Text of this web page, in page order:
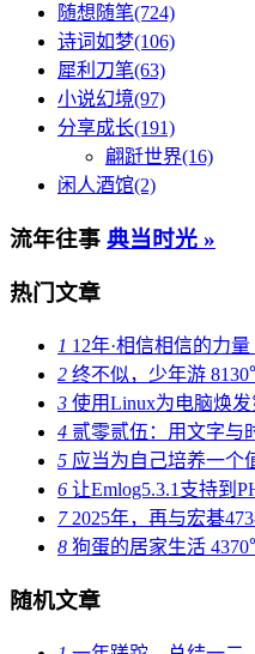
随想随笔(724)
诗词如梦(106)
犀利刀笔(63)
小说幻境(97)
分享成长(191)
翩跹世界(16)
闲人酒馆(2)
流年往事 典当时光 »
热门文章
1 12年·相信相信的力量
2 终不似，少年游
3 使用Linux为电脑焕
4 贰零贰伍：用文字与
5 应当为自己培养一个
6 让Emlog5.3.1支持到
72025年，再与宏碁
8 狗蛋的居家生活
随机文章